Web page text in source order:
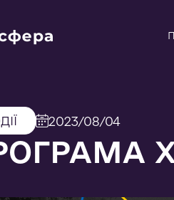
2023/08/04